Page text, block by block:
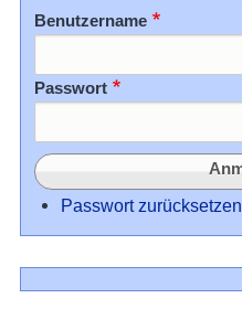
Benutzername
Passwort
Passwort zurücksetzen